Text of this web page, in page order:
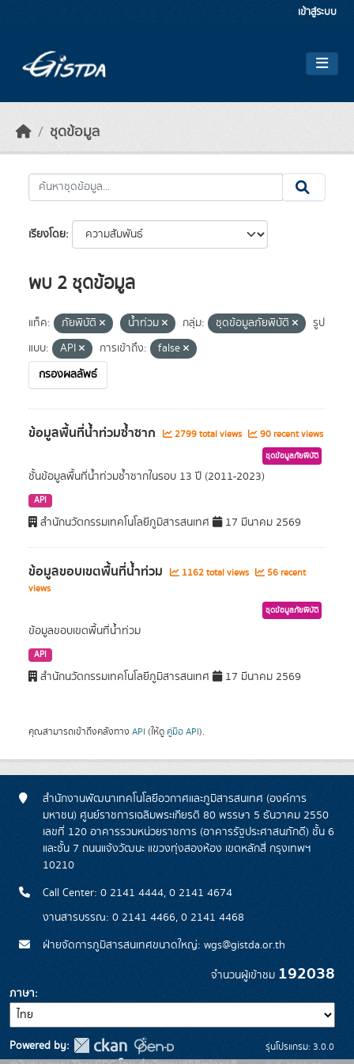
เข้าสู่ระบบ
ชุดข้อมูล
เรียงโดย
พบ 2 ชุดข้อมูล
แท็ค: ภัยพิบัติ น้ำท่วม กลุ่ม: ชุดข้อมูลภัยพิบัติ
รูป
แบบ:
API การเข้าถึง:
false
กรองผลลัพธ์
ข้อมูลพื้นที่น้ำท่วมซ้ำซาก 2799 total views 90 recent views
ชุดข้อมูลภัยพิบัติ
ชั้นข้อมูลพื้นที่น้ำท่วมซ้ำซากในรอบ 13 ปี (2011-2023)
API
สำนักนวัตกรรมเทคโนโลยีภูมิสารสนเทศ 17 มีนาคม 2569
ข้อมูลขอบเขตพื้นที่น้ำท่วม 1162 total views
56 recent
views
ชุดข้อมูลภัยพิบัติ
ข้อมูลขอบเขตพื้นที่น้ำท่วม
API
สำนักนวัตกรรมเทคโนโลยีภูมิสารสนเทศ 17 มีนาคม 2569
คุณสามารถเข้าถึงคลังทาง API (ให้ดู คู่มือ API).
สำนักงานพัฒนาเทคโนโลยีอวกาศและภูมิสารสนเทศ (องค์การ
มหาชน) ศูนย์ราชการเฉลิมพระเกียรติ 80 พรรษา 5 ธันวาคม 2550
เลขที่ 120 อาคารรวมหน่วยราชการ (อาคารรัฐประศาสนภักดี) ชั้น 6
และชั้น 7 ถนนแจ้งวัฒนะ แขวงทุ่งสองห้อง เขตหลักสี่ กรุงเทพฯ
10210
Call Center: 0 2141 4444, 0 2141 4674
งานสารบรรณ: 0 2141 4466, 0 2141 4468
ฝ่ายจัดการภูมิสารสนเทศขนาดใหญ่: wgs@gistda.or.th
จำนวนผู้เข้าชม 192038
ภาษา
Powered by:
รุ่นโปรแกรม: 3.0.0